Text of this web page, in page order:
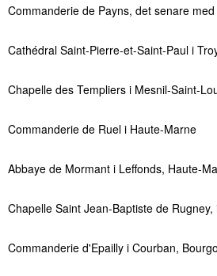
Commanderie de Payns, det senare
Cathédral Saint-Pierre-et-Saint-Paul i
Chapelle des Templiers i Mesnil-Saint-
Commanderie de Ruel i Haute-Marne
Abbaye de Mormant i Leffonds, Haute-
Chapelle Saint Jean-Baptiste de
Commanderie d'Epailly i Courban,